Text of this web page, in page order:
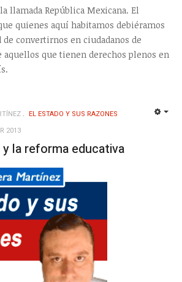
llamada República Mexicana. El
quienes aquí habitamos debiéramos
convertirnos en ciudadanos de
que tienen derechos plenos en
EL ESTADO Y SUS RAZONES
2013
la reforma educativa